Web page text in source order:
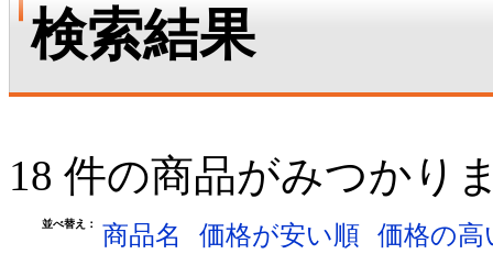
検索結果
18 件の商品がみつかり
並べ替え： 商品名 価格が安い順 価格の